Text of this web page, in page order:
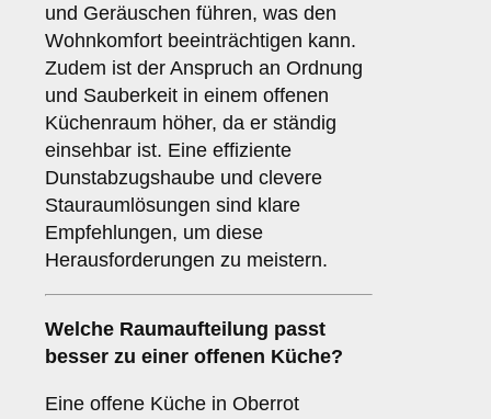
und Geräuschen führen, was den
Wohnkomfort beeinträchtigen kann.
Zudem ist der Anspruch an Ordnung
und Sauberkeit in einem offenen
Küchenraum höher, da er ständig
einsehbar ist. Eine effiziente
Dunstabzugshaube und clevere
Stauraumlösungen sind klare
Empfehlungen, um diese
Herausforderungen zu meistern.
Welche Raumaufteilung passt
besser zu einer offenen Küche?
Eine offene Küche in Oberrot